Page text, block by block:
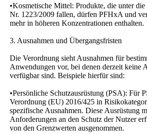
•Kosmetische Mittel: Produkte, die unter
Nr. 1223/2009 fallen, dürfen PFHxA und
mehr in höheren Konzentrationen enthalten.
3. Ausnahmen und Übergangsfristen
Die Verordnung sieht Ausnahmen für
Anwendungen vor, bei denen derzeit keine
verfügbar sind. Beispiele hierfür sind:
•Persönliche Schutzausrüstung (PSA): Für
Verordnung (EU) 2016/425 in
spezifische Ausnahmen. Diese Ausrüstung
Anforderungen an den Schutz der Nutzer
von den Grenzwerten ausgenommen.